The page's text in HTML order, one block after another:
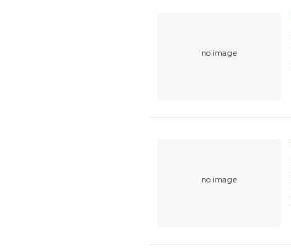
no image
no image